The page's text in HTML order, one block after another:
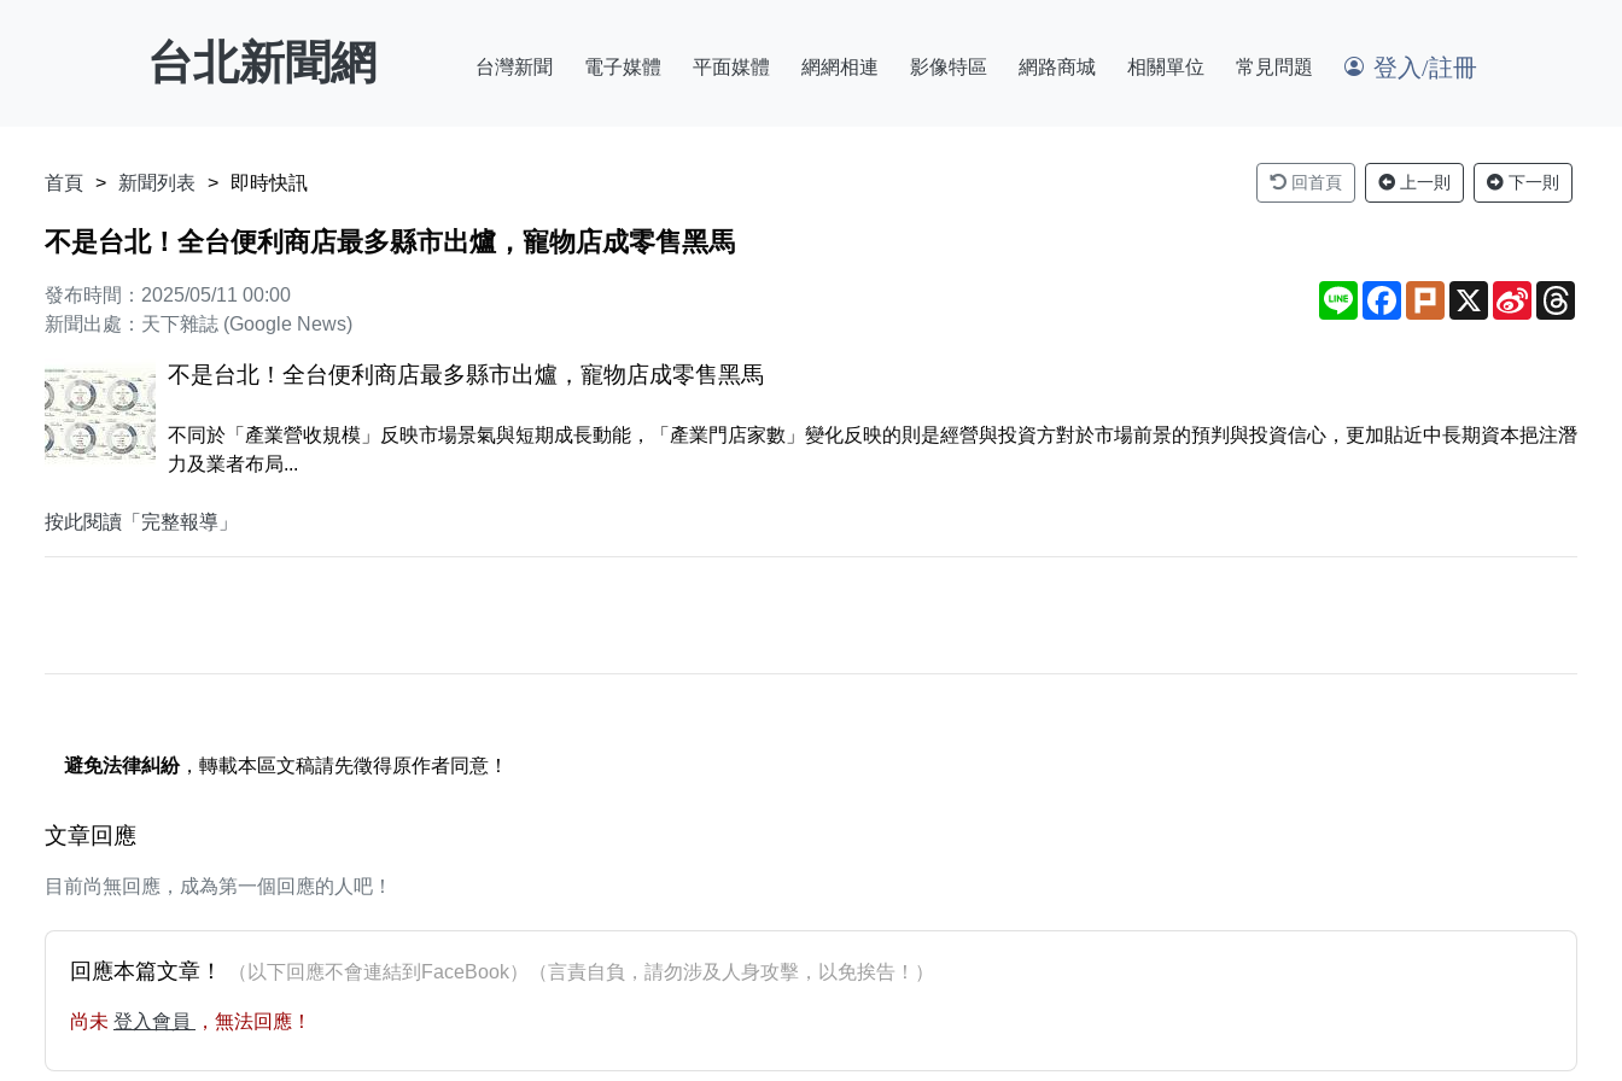
台北新聞網 台灣新聞 電子媒體 平面媒體 網網相連 影像特區 網路商城 相關單位 常見問題 登入/註冊
首頁 新聞列表 即時快訊 回首頁 上一則 下一則
不是台北！全台便利商店最多縣市出爐，寵物店成零售黑馬
發布時間：2025/05/11 00:00
新聞出處：天下雜誌 (Google News)
Line Facebook
Plurk X
Sina
Weibo
不是台北！全台便利商店最多縣市出爐，寵物店成零售黑馬
不同於「產業營收規模」反映市場景氣與短期成長動能，「產業門店家數」變化反映的則是經營與投資方對於市場前景的預判與投資信心，更加貼近中長期資本挹注潛
力及業者布局...
按此閱讀「完整報導」
避免法律糾紛，轉載本區文稿請先徵得原作者同意！
文章回應
目前尚無回應，成為第一個回應的人吧！
回應本篇文章！ （以下回應不會連結到FaceBook）（言責自負，請勿涉及人身攻擊，以免挨告！）
尚未 登入會員 ，無法回應！